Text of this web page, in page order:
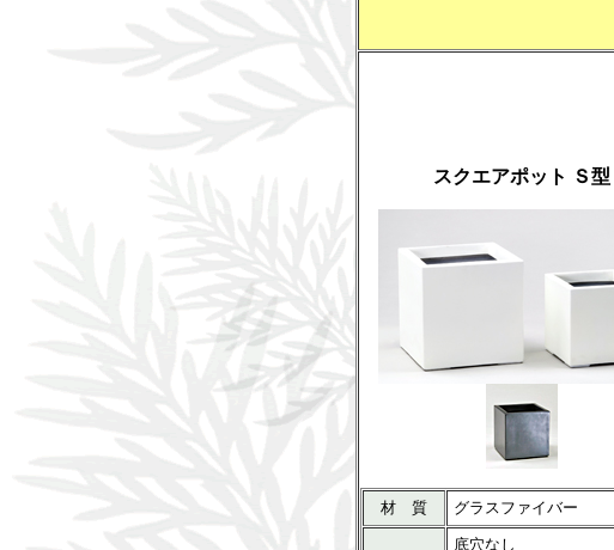
スクエアポット Ｓ型
材 質 グラスファイバー
底穴なし